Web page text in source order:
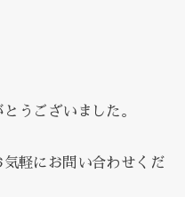
うございました。
軽にお問い合わせくだ